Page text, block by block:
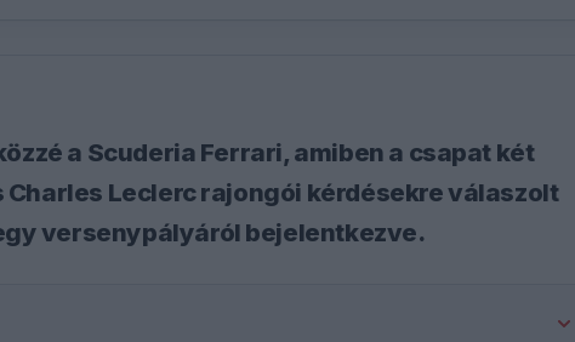
a Scuderia Ferrari, amiben a csapat két
Leclerc rajongói kérdésekre válaszolt
versenypályáról bejelentkezve.